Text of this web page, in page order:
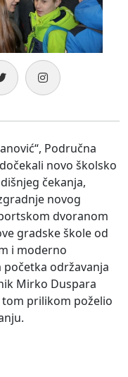
Područna
novo školsko
čekanja,
novog
dvoranom
gradske škole od
i moderno
održavanja
Mirko Duspara
prilikom poželio